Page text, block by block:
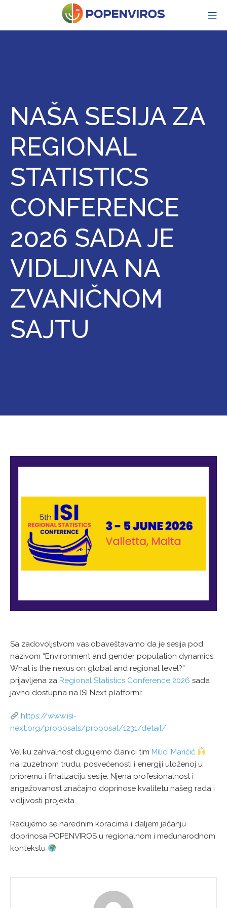
content
NAŠA SESIJA ZA
REGIONAL
STATISTICS
CONFERENCE
2026 SADA JE
VIDLJIVA NA
ZVANIČNOM
SAJTU
Sa zadovoljstvom vas obaveštavamo da je sesija pod
nazivom “Environment and gender population dynamics:
What is the nexus on global and regional level?”
prijavljena za Regional Statistics Conference 2026 sada
javno dostupna na ISI Next platformi:
https://www.isi-
next.org/proposals/proposal/1231/detail/
Veliku zahvalnost dugujemo članici tim Milici Maričić
na izuzetnom trudu, posvećenosti i energiji uloženoj u
pripremu i finalizaciju sesije. Njena profesionalnost i
angažovanost značajno doprinose kvalitetu našeg rada i
vidljivosti projekta.
Radujemo se narednim koracima i daljem jačanju
doprinosa POPENVIROS u regionalnom i međunarodnom
kontekstu